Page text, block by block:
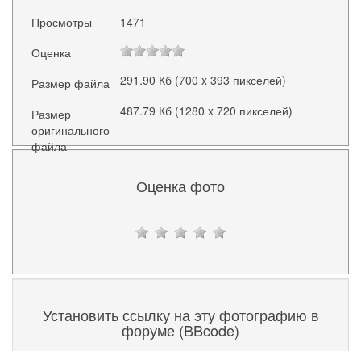
Просмотры
1471
Оценка
Размер файла
291.90 Кб (700 x 393 пикселей)
Размер
оригинального
файла
487.79 Кб (1280 x 720 пикселей)
Оценка фото
Установить ссылку на эту фотографию в
форуме (BBcode)